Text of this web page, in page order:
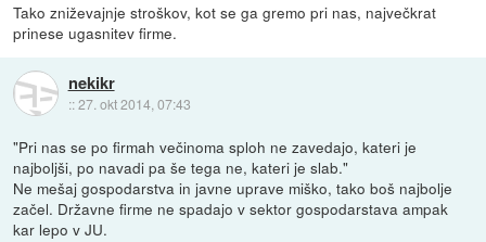
Tako zniževajnje stroškov, kot se ga gremo pri nas, največkrat
prinese ugasnitev firme.
nekikr
::27. okt 2014, 07:43
"Pri nas se po firmah večinoma sploh ne zavedajo, kateri je
najboljši, po navadi pa še tega ne, kateri je slab."
Ne mešaj gospodarstva in javne uprave miško, tako boš najbolje
začel. Državne firme ne spadajo v sektor gospodarstava ampak
kar lepo v JU.